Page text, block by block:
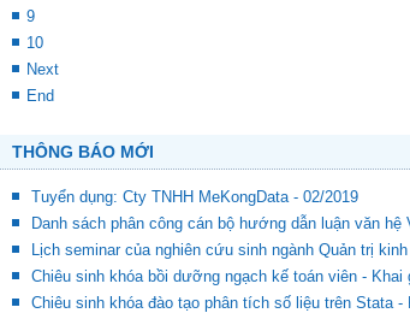
9
10
Next
End
THÔNG BÁO MỚI
Tuyển dụng: Cty TNHH MeKongData - 02/2019
Danh sách phân công cán bộ hướng dẫn luận văn hệ
Lịch seminar của nghiên cứu sinh ngành Quản trị
Chiêu sinh khóa bồi dưỡng ngạch kế toán viên - Khai
Chiêu sinh khóa đào tạo phân tích số liệu trên Stata